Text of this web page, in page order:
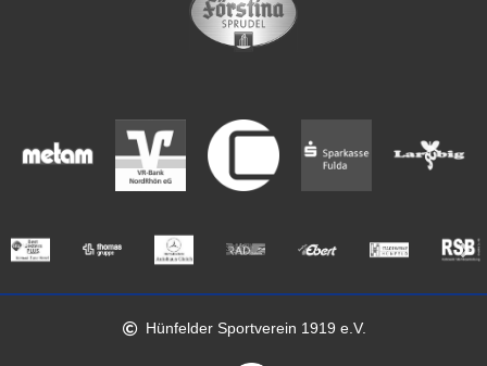
Hünfelder Sportverein 1919 e.V.